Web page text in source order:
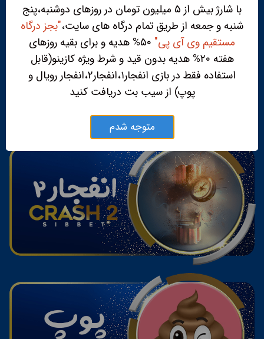
با شارژ بیش از ۵ میلیون تومان در روزهای دوشنبه،پنج
شنبه و جمعه از طریق تمام درگاه های سایت،"بجز درگاه
مستقیم وی آی پی"
۵۰% هدیه و برای بقیه روزهای
هفته ۲۰% هدیه بدون قید و شرط ویژه کازینو(قابل
استفاده فقط در بازی انفجار۱،انفجار۲،انفجار رویال و
پوپ) از سیب بت دریافت کنید
متوجه شدم